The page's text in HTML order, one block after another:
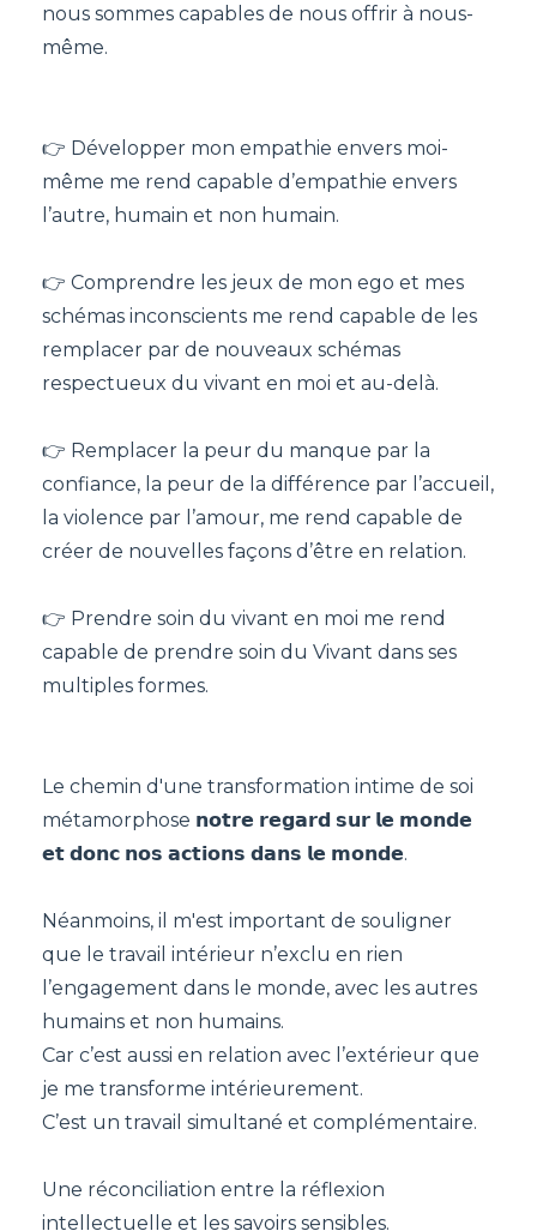
nous sommes capables de nous offrir à nous-
même.
👉 Développer mon empathie envers moi-
même me rend capable d’empathie envers
l’autre, humain et non humain.
👉 Comprendre les jeux de mon ego et mes
schémas inconscients me rend capable de les
remplacer par de nouveaux schémas
respectueux du vivant en moi et au-delà.
👉 Remplacer la peur du manque par la
confiance, la peur de la différence par l’accueil,
la violence par l’amour, me rend capable de
créer de nouvelles façons d’être en relation.
👉 Prendre soin du vivant en moi me rend
capable de prendre soin du Vivant dans ses
multiples formes.
Le chemin d'une transformation intime de soi
métamorphose 𝗻𝗼𝘁𝗿𝗲 𝗿𝗲𝗴𝗮𝗿𝗱 𝘀𝘂𝗿 𝗹𝗲 𝗺𝗼𝗻𝗱𝗲
𝗲𝘁 𝗱𝗼𝗻𝗰 𝗻𝗼𝘀 𝗮𝗰𝘁𝗶𝗼𝗻𝘀 𝗱𝗮𝗻𝘀 𝗹𝗲 𝗺𝗼𝗻𝗱𝗲.
Néanmoins, il m'est important de souligner
que le travail intérieur n’exclu en rien
l’engagement dans le monde, avec les autres
humains et non humains.
Car c’est aussi en relation avec l’extérieur que
je me transforme intérieurement.
C’est un travail simultané et complémentaire.
Une réconciliation entre la réflexion
intellectuelle et les savoirs sensibles.